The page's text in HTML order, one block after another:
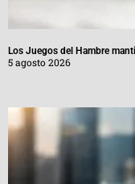
Los Juegos del Hambre
5 agosto 2026